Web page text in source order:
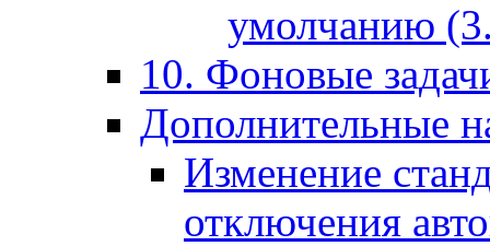
умолчанию
10. Фоновые
Дополнительные
Изменение
отключения